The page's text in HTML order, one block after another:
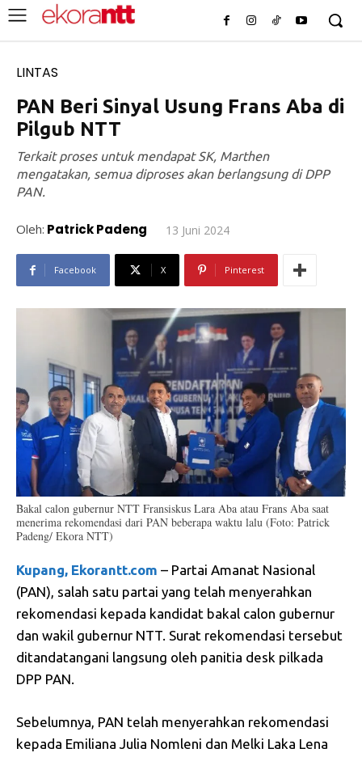
LINTAS
PAN Beri Sinyal Usung Frans Aba di
Pilgub NTT
Terkait proses untuk mendapat SK, Marthen
mengatakan, semua diproses akan berlangsung di DPP
PAN.
Oleh: Patrick Padeng 13 Juni 2024
Facebook X Pinterest
Bakal calon gubernur NTT Fransiskus Lara Aba atau Frans Aba saat
menerima rekomendasi dari PAN beberapa waktu lalu (Foto: Patrick
Padeng/ Ekora NTT)
Kupang, Ekorantt.com – Partai Amanat Nasional
(PAN), salah satu partai yang telah menyerahkan
rekomendasi kepada kandidat bakal calon gubernur
dan wakil gubernur NTT. Surat rekomendasi tersebut
ditandatangani langsung oleh panitia desk pilkada
DPP PAN.
Sebelumnya, PAN telah menyerahkan rekomendasi
kepada Emiliana Julia Nomleni dan Melki Laka Lena